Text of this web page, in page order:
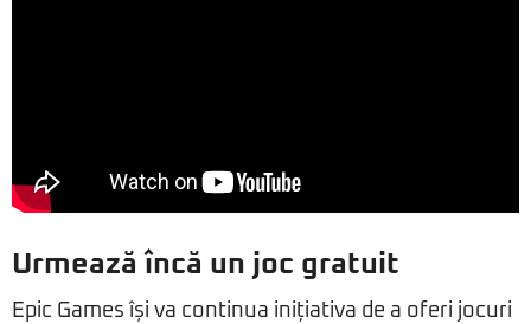
Urmează încă un joc gratuit
Epic Games își va continua inițiativa de a oferi jocuri